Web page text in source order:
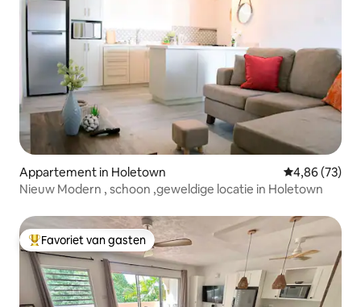
Appartement in Holetown Gemiddelde
4,86 (73)
Nieuw Modern , schoon ,geweldige locatie in Holetown
Topfavoriet van gasten
Favoriet van gasten